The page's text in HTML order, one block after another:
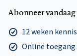
Abonneer vandaag
12 weken
Online